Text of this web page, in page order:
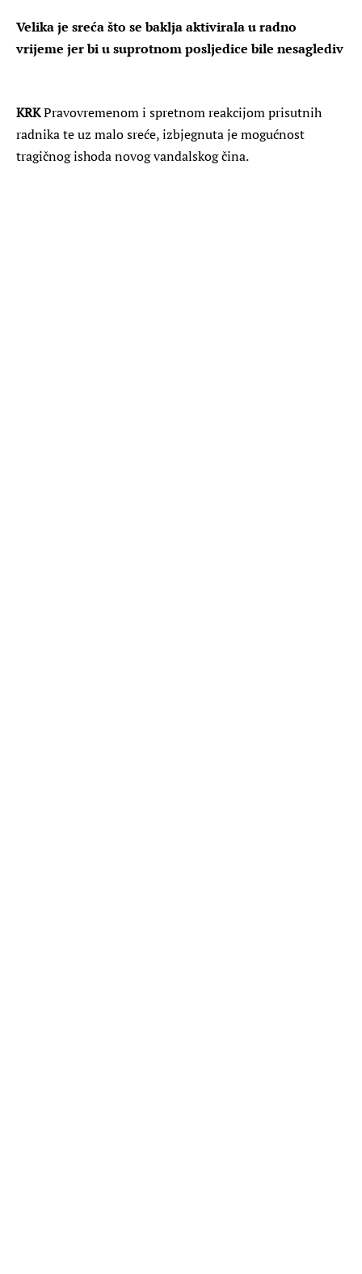
Velika je sreća što se baklja aktivirala u radno
vrijeme jer bi u suprotnom posljedice bile nesaglediv
KRKPravovremenom i spretnom reakcijom prisutnih
radnika te uz malo sreće, izbjegnuta je mogućnost
tragičnog ishoda novog vandalskog čina.